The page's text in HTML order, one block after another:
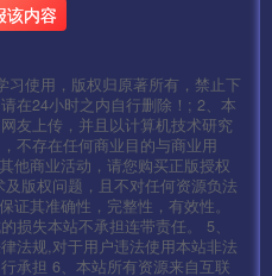
该内容
习使用，版权归原著所有，禁止下
在24小时之内自行删除！; 2、本
友上传，并且以计算机技术研究
不存在任何商业目的与商业用
他商业活动，请您购买正版授权
版权问题，且不对任何资源负法
证其准确性，完整性，有效性。
损失本站不承担连带责任。 5、
法规,对于用户违法使用本站非法
承担 6、本站所有资源来自互联